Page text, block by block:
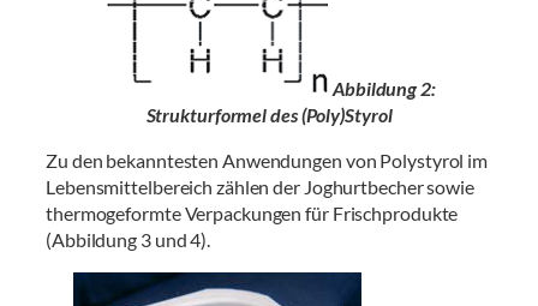
Abbildung 2:
Strukturformel des (Poly)Styrol
Zu den bekanntesten Anwendungen von Polystyrol im
Lebensmittelbereich zählen der Joghurtbecher sowie
thermogeformte Verpackungen für Frischprodukte
(Abbildung 3 und 4).